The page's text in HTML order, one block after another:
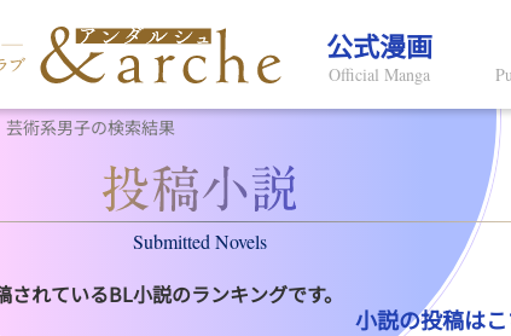
公式漫画
Official Manga
芸術系男子の検索結果
Submitted Novels
されているBL小説のランキングです。
小説の投稿は